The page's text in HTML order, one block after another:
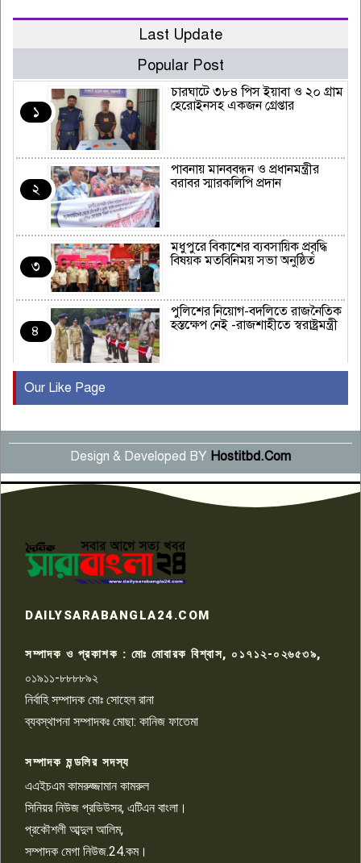
Last Update
Popular Post
১
চারঘাটে ৩৮৪ পিস ইয়াবা ও ২০ গ্রাম
হেরোইনসহ একজন গ্রেপ্তার
২
পাবনায় মানববন্ধন ও প্রধানমন্ত্রীর
বরাবর স্মারকলিপি প্রদান
৩
মধুপুরে বিকাশের ব্যবসায়িক প্রবৃদ্ধি
বিষয়ক মতবিনিময় সভা অনুষ্ঠিত
৪
পুলিশের নিয়োগ-বদলিতে রাজনৈতিক
হস্তক্ষেপ নেই -রাজশাহীতে স্বরাষ্ট্রমন্ত্রী
৫
বছর পূর্তি উদযাপন
৬
সংবাদ সম্মেলনে অভিযোগ অস্বীকার
উদ্দেশ্য প্রণোদিত সংবাদ প্রকাশের
প্রতিবাদ নাজির হাসানের
৭
কেটে ঘরে ঢুকে স্কুল শিক্ষিকাকে হত্যা
টয়লেটের ট্যাংকি থেকে লাশ উদ্ধার
রাজশাহীতে সন্ত্রাসী হামলায় গুরুতর
চাঁদাবাজি ও হয়রানির অভিযোগ
১০
Our Like Page
Design & Developed BY Hostitbd.Com
DAILYSARABANGLA24.COM
সম্পাদক ও প্রকাশক : মোঃ মোবারক বিশ্বাস, ০১৭১২-০২৬৫৩৯,
০১৯১১-৮৮৮৮৯২
নির্বাহি সম্পাদক মোঃ সোহেল রানা
ব্যবস্থাপনা সম্পাদকঃ মোছা: কানিজ ফাতেমা
সম্পাদক মন্ডলির সদস্য
এএইচএম কামরুজ্জামান কামরুল
সিনিয়র নিউজ প্রডিউসর, এটিএন বাংলা।
প্রকৌশলী আব্দুল আলিম,
সম্পাদক মেগা নিউজ.24.কম।